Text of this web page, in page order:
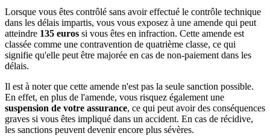
Lorsque vous êtes contrôlé sans avoir effectué le contrôle technique
dans les délais impartis, vous vous exposez à une amende qui peut
atteindre 135 euros si vous êtes en infraction. Cette amende est
classée comme une contravention de quatrième classe, ce qui
signifie qu'elle peut être majorée en cas de non-paiement dans les
délais.
Il est à noter que cette amende n'est pas la seule sanction possible.
En effet, en plus de l'amende, vous risquez également une
suspension de votre assurance, ce qui peut avoir des conséquences
graves si vous êtes impliqué dans un accident. En cas de récidive,
les sanctions peuvent devenir encore plus sévères.